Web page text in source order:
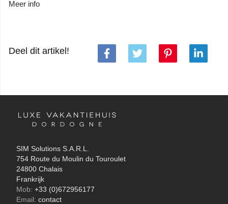
Meer info
Deel dit artikel!
SIM Solutions S.A.R.L.
754 Route du Moulin du Touroulet
24800 Chalais
Frankrijk
Mob: +33 (0)672956177
Email: contact